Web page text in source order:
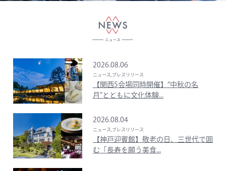
2026.08.06
ニュース,プレスリリース
【関西5会場同時開催】“中秋の名
月”とともに文化体験...
2026.08.04
ニュース,プレスリリース
【神戸迎賓館】敬老の日、三世代で囲
む「長寿を願う美食...